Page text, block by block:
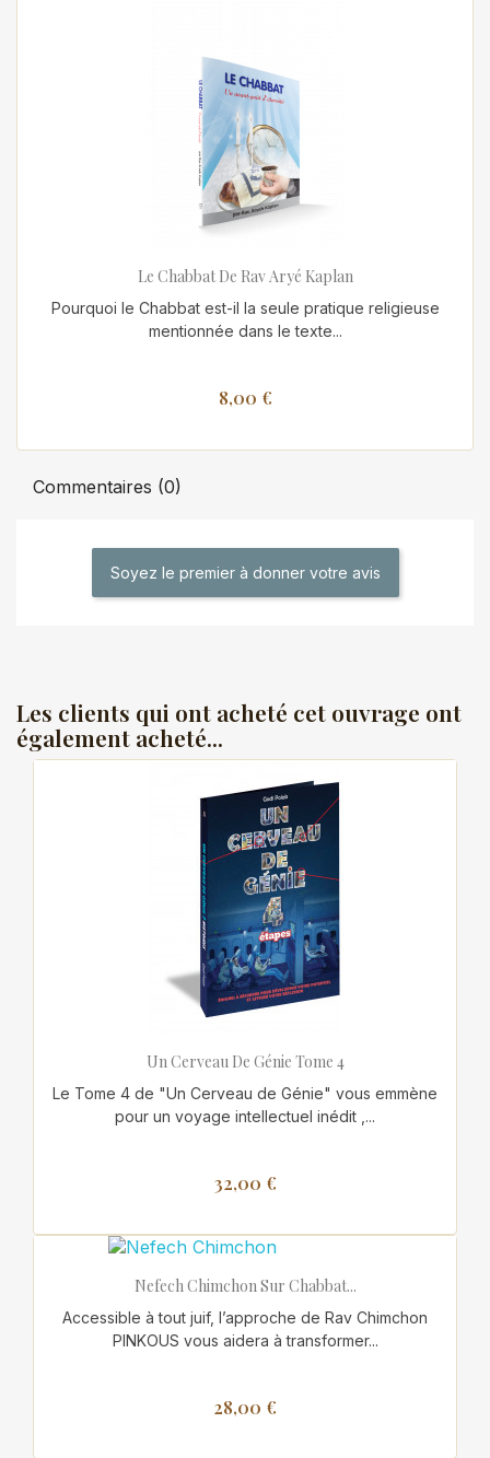
Le Chabbat De Rav Aryé Kaplan
Pourquoi le Chabbat est-il la seule pratique religieuse
mentionnée dans le texte...
8,00 €
Commentaires (0)
Soyez le premier à donner votre avis
Les clients qui ont acheté cet ouvrage ont
également acheté...
Un Cerveau De Génie Tome 4
Le Tome 4 de "Un Cerveau de Génie" vous emmène
pour un voyage intellectuel inédit ,...
32,00 €
Nefech Chimchon Sur Chabbat...
Accessible à tout juif, l’approche de Rav Chimchon
PINKOUS vous aidera à transformer...
28,00 €